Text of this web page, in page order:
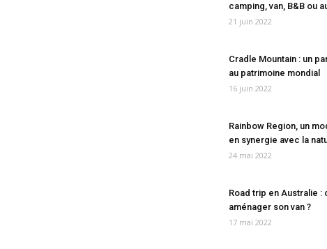
camping, van, B&B ou
21 juin 2022
Cradle Mountain : un
au patrimoine mondial
16 juin 2022
Rainbow Region, un
en synergie avec la
24 mai 2022
Road trip en Australie :
aménager son van ?
17 mai 2022